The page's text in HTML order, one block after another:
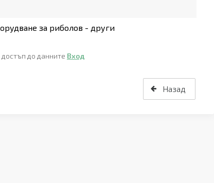
за риболов - други
до данните Вход
Назад